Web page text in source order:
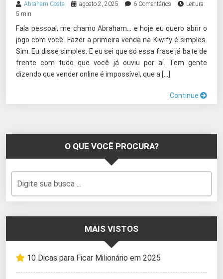
Abraham Costa agosto 2, 2025 6 Comentários
Leitura:
5 min
Fala pessoal, me chamo Abraham… e hoje eu quero abrir o
jogo com você. Fazer a primeira venda na Kiwify é simples.
Sim. Eu disse simples. E eu sei que só essa frase já bate de
frente com tudo que você já ouviu por aí. Tem gente
dizendo que vender online é impossível, que a […]
Continue
O QUE VOCÊ PROCURA?
MAIS VISTOS
10 Dicas para Ficar Milionário em 2025